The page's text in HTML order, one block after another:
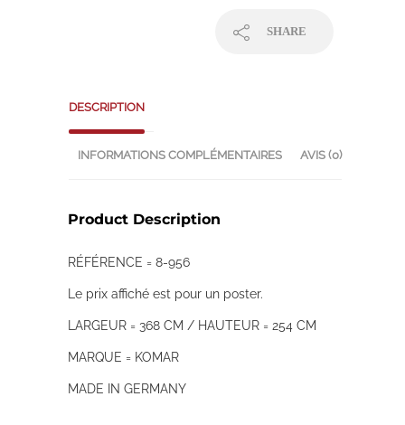
SHARE
DESCRIPTION
INFORMATIONS COMPLÉMENTAIRES AVIS (0)
Product Description
RÉFÉRENCE = 8-956
Le prix affiché est pour un poster.
LARGEUR = 368 CM / HAUTEUR = 254 CM
MARQUE = KOMAR
MADE IN GERMANY